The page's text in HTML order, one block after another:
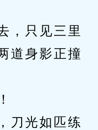
只见三里
道身影正撞
光如匹练